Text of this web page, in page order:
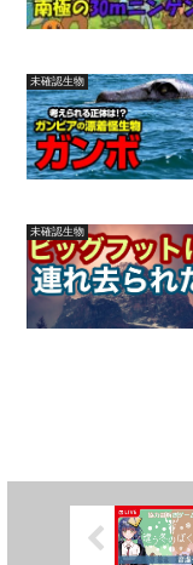
未確認生物
未確認生物